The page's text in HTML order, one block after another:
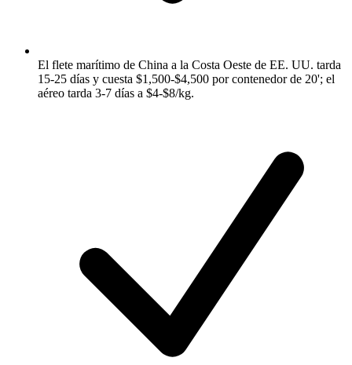
El flete marítimo de China a la Costa Oeste de EE. UU. tarda
15-25 días y cuesta $1,500-$4,500 por contenedor de 20'; el
aéreo tarda 3-7 días a $4-$8/kg.